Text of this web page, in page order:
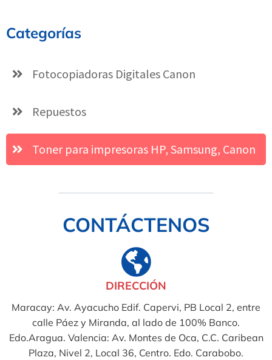
Categorías
Fotocopiadoras Digitales Canon
Repuestos
Toner para impresoras HP, Samsung, Canon
CONTÁCTENOS
DIRECCIÓN
Maracay: Av. Ayacucho Edif. Capervi, PB Local 2, entre
calle Páez y Miranda, al lado de 100% Banco.
Edo.Aragua. Valencia: Av. Montes de Oca, C.C. Caribean
Plaza, Nivel 2, Local 36, Centro. Edo. Carabobo.